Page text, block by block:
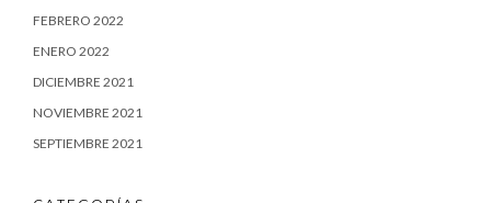
FEBRERO 2022
ENERO 2022
DICIEMBRE 2021
NOVIEMBRE 2021
SEPTIEMBRE 2021